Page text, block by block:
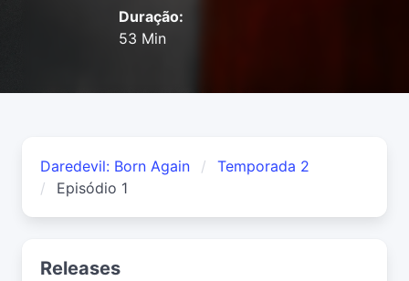
Duração:
53 Min
Daredevil: Born Again
Temporada 2
Episódio 1
Releases